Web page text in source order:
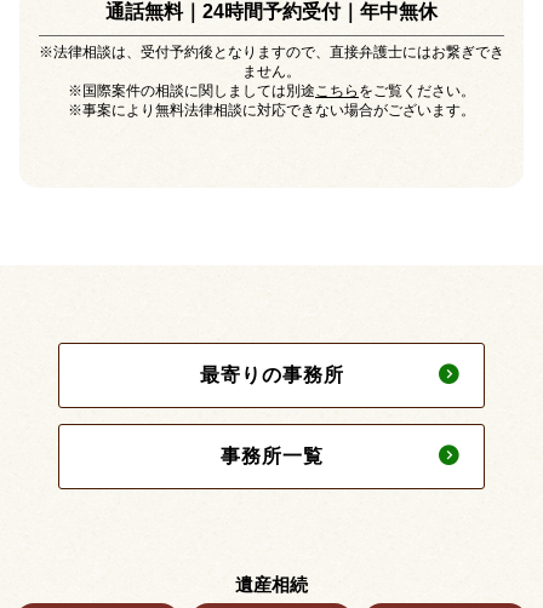
通話無料｜24時間予約受付｜年中無休
※法律相談は、受付予約後となりますので、直接弁護士にはお繋ぎでき
ません。
※国際案件の相談に関しましては別途こちら をご覧ください。
※事案により無料法律相談に対応できない場合がございます。
最寄りの事務所
事務所一覧
遺産相続